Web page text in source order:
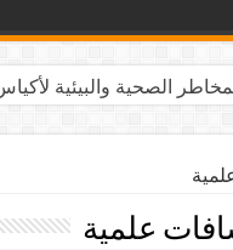
الصحية والبيئية
علمية